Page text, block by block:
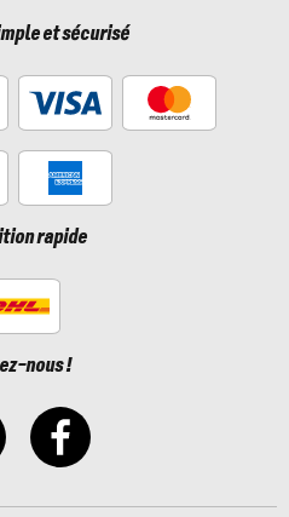
et sécurisé
rapide
nous !